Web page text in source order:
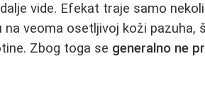
vide. Efekat traje samo
veoma osetljivoj koži pazuha,
Zbog toga se generalno ne